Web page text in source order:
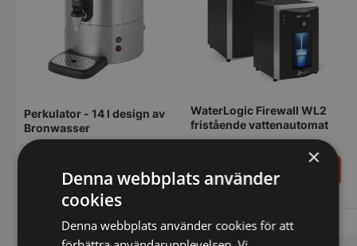
Perkulator - 14 l design av
Bronwasser
SEK
Vi prisjämför
WaterLogic Firewall WL2
fristående vattenautomat
SEK
Vi prisjämför
×
Denna webbplats använder
cookies
Denna webbplats använder cookies för att